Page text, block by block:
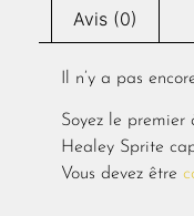
Avis (0)
Il n’y a pas
Soyez le premier
Healey Sprite
Vous devez être